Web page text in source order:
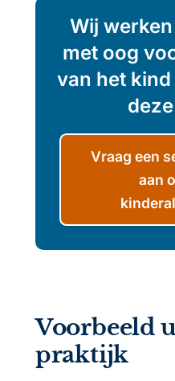
Wij
met oog
van het
Vraag een
aan
Voorbeeld
praktijk